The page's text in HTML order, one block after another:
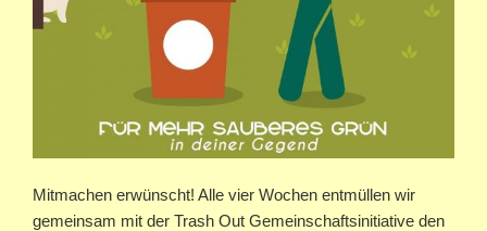
Mitmachen erwünscht! Alle vier Wochen entmüllen wir
gemeinsam mit der Trash Out Gemeinschaftsinitiative den